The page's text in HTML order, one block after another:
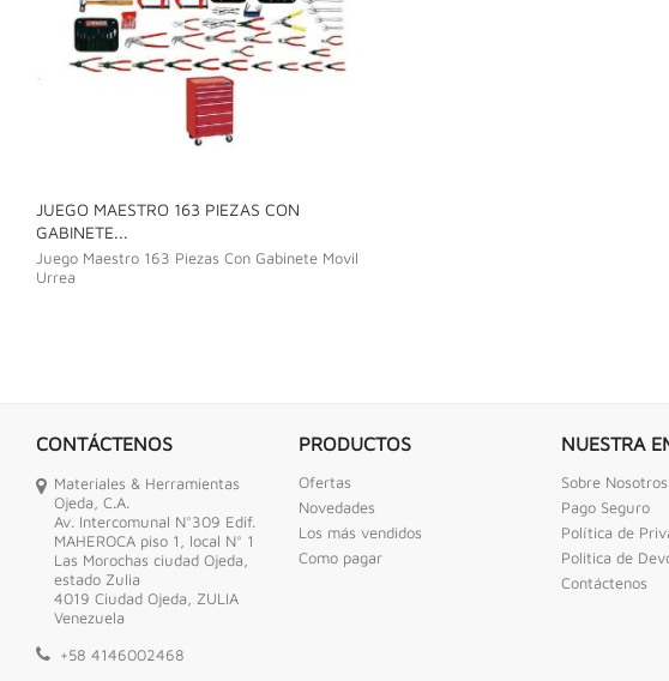
JUEGO MAESTRO 163 PIEZAS CON
GABINETE...
Juego Maestro 163 Piezas Con Gabinete Movil
Urrea
CONTÁCTENOS
Materiales & Herramientas
Ojeda, C.A.
Av. Intercomunal N°309 Edif.
MAHEROCA piso 1, local N° 1
Las Morochas ciudad Ojeda,
estado Zulia
4019 Ciudad Ojeda, ZULIA
Venezuela
+58 4146002468
PRODUCTOS
Ofertas
Novedades
Los más vendidos
Como pagar
NUESTRA
Sobre Nosotros
Pago Seguro
Política de
Politica de
Contáctenos